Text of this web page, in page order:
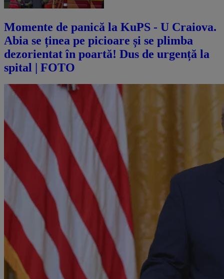
Momente de panică la KuPS - U Craiova.
Abia se ținea pe picioare și se plimba
dezorientat în poartă! Dus de urgență la
spital | FOTO